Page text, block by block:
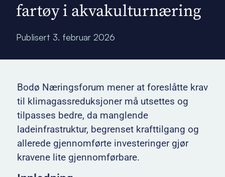
fartøy i akvakulturnæring
Publisert 3. februar 2026
Bodø Næringsforum mener at foreslåtte krav
til klimagassreduksjoner må utsettes og
tilpasses bedre, da manglende
ladeinfrastruktur, begrenset krafttilgang og
allerede gjennomførte investeringer gjør
kravene lite gjennomførbare.